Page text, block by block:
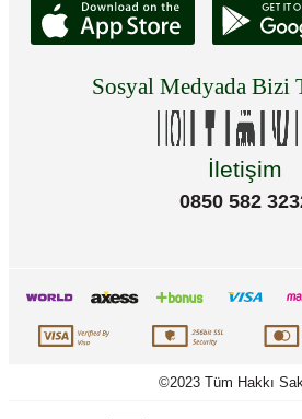
Sosyal Medyada Bizi
İletişim
0850 582
©2023 Tüm Hakkı